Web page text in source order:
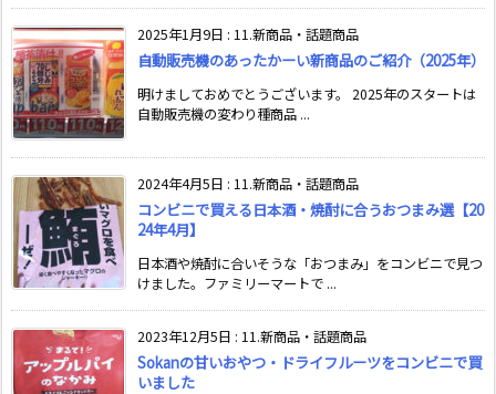
2025年1月9日 : 11.新商品・話題商品
自動販売機のあったかーい新商品のご紹介（2025年）
明けましておめでとうございます。 2025年のスタートは
自動販売機の変わり種商品 ...
2024年4月5日 : 11.新商品・話題商品
コンビニで買える日本酒・焼酎に合うおつまみ選【20
24年4月】
日本酒や焼酎に合いそうな「おつまみ」をコンビニで見つ
けました。ファミリーマートで ...
2023年12月5日 : 11.新商品・話題商品
Sokanの甘いおやつ・ドライフルーツをコンビニで買
いました